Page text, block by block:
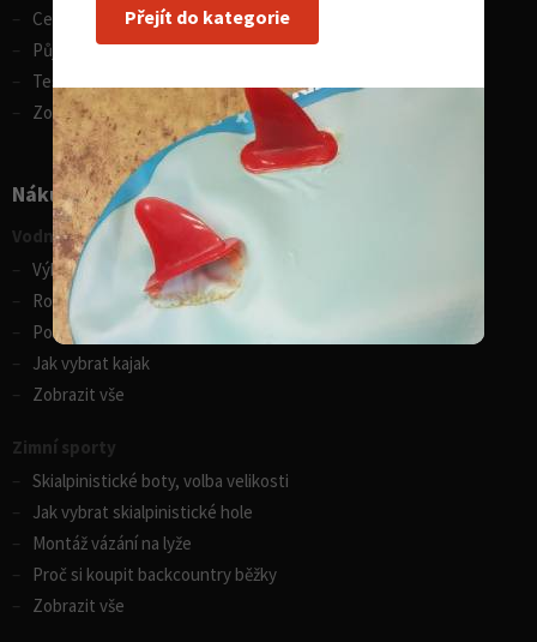
Celosezonní půjčovna lyží
Půjčovna lyží
Test centrum SPORTEN
Zobrazit vše
Nákupní rádce
Vodní sporty
Výběr pádla na paddleboard
Rozdíly v paddleboardech
Porovnání kánoí Gumotex
Jak vybrat kajak
Zobrazit vše
Zimní sporty
Skialpinistické boty, volba velikosti
Jak vybrat skialpinistické hole
Montáž vázání na lyže
Proč si koupit backcountry běžky
Zobrazit vše
Přejít do kategorie